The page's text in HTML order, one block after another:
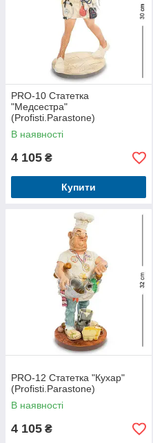
PRO-10 Статетка
"Медсестра"
(Profisti.Parastone)
В наявності
4 105 ₴
Купити
PRO-12 Статетка "Кухар"
(Profisti.Parastone)
В наявності
4 105 ₴